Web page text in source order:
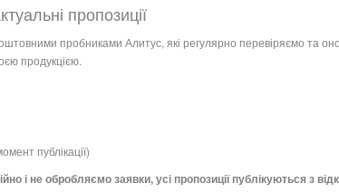
пропозиції
пробниками Алитус, які регулярно перевіряємо та
продукцією.
публікації)
і не обробляємо заявки, усі пропозиції публікуються з